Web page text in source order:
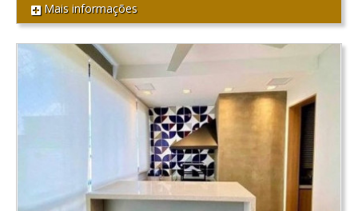
Mais informações